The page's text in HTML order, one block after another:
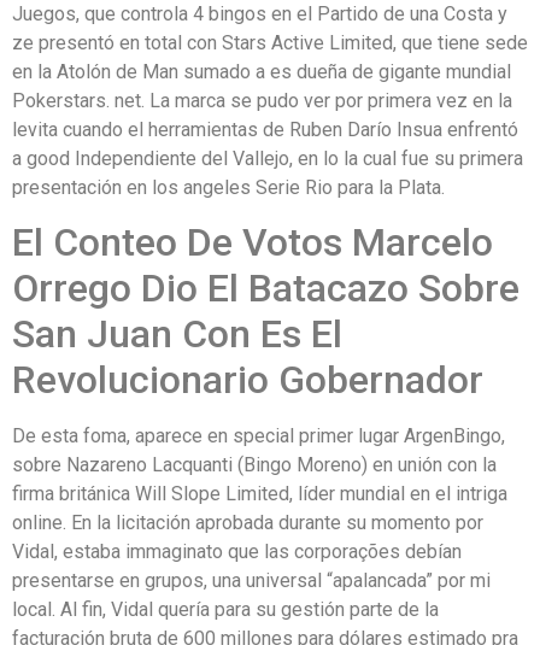
Juegos, que controla 4 bingos en el Partido de una Costa y
ze presentó en total con Stars Active Limited, que tiene sede
en la Atolón de Man sumado a es dueña de gigante mundial
Pokerstars. net. La marca se pudo ver por primera vez en la
levita cuando el herramientas de Ruben Darío Insua enfrentó
a good Independiente del Vallejo, en lo la cual fue su primera
presentación en los angeles Serie Rio para la Plata.
El Conteo De Votos Marcelo
Orrego Dio El Batacazo Sobre
San Juan Con Es El
Revolucionario Gobernador
De esta foma, aparece en special primer lugar ArgenBingo,
sobre Nazareno Lacquanti (Bingo Moreno) en unión con la
firma británica Will Slope Limited, líder mundial en el intriga
online. En la licitación aprobada durante su momento por
Vidal, estaba immaginato que las corporações debían
presentarse en grupos, una universal “apalancada” por mi
local. Al fin, Vidal quería para su gestión parte de la
facturación bruta de 600 millones para dólares estimado pra